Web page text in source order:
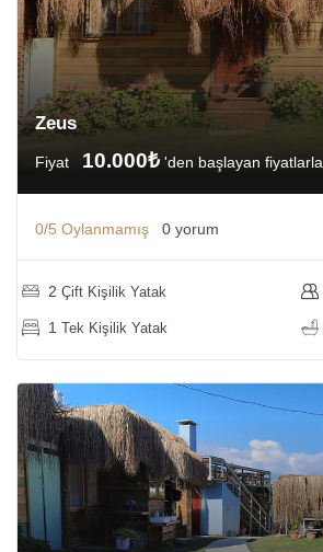
Zeus
Fiyat 10.000₺ 'den başlayan fiyatlarla
0/5 Oylanmamış 0 yorum
2 Çift Kişilik Yatak
1 Tek Kişilik Yatak